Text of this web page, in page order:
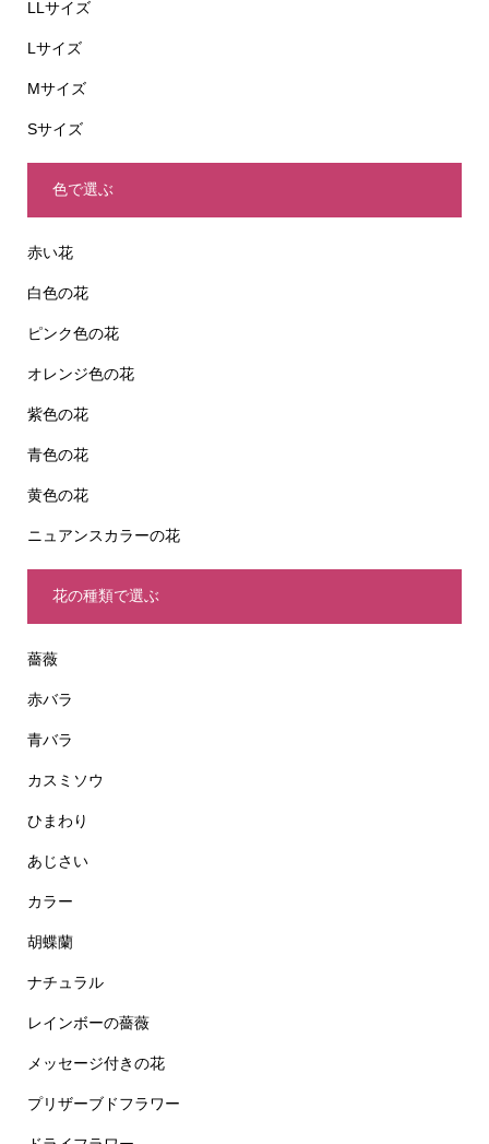
LLサイズ
Lサイズ
Mサイズ
Sサイズ
色で選ぶ
赤い花
白色の花
ピンク色の花
オレンジ色の花
紫色の花
青色の花
黄色の花
ニュアンスカラーの花
花の種類で選ぶ
薔薇
赤バラ
青バラ
カスミソウ
ひまわり
あじさい
カラー
胡蝶蘭
ナチュラル
レインボーの薔薇
メッセージ付きの花
プリザーブドフラワー